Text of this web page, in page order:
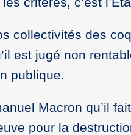
collectivités des
est jugé non
publique.
Macron qu’il
pour la